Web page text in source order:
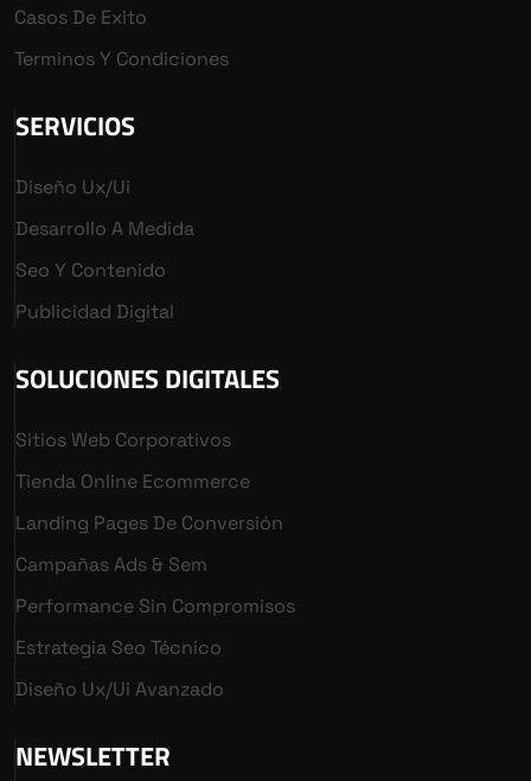
Casos De Exito
Terminos Y Condiciones
SERVICIOS
Diseño Ux/ui
Desarrollo A Medida
Seo Y Contenido
Publicidad Digital
SOLUCIONES DIGITALES
Sitios Web Corporativos
Tienda Online Ecommerce
Landing Pages De Conversión
Campañas Ads & Sem
Performance Sin Compromisos
Estrategia Seo Técnico
Diseño Ux/ui Avanzado
NEWSLETTER